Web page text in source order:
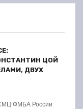
ЦОЙ
ДВУХ
ФМБА России